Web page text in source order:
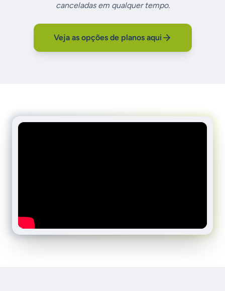
canceladas em qualquer tempo.
Veja as opções de planos aqui